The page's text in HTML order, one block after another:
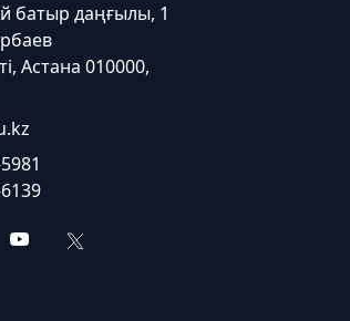
батыр даңғылы, 1
Астана 010000,